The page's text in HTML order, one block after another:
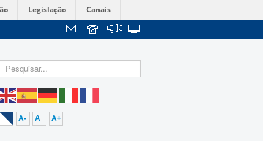
Legislação Canais
A- A A+